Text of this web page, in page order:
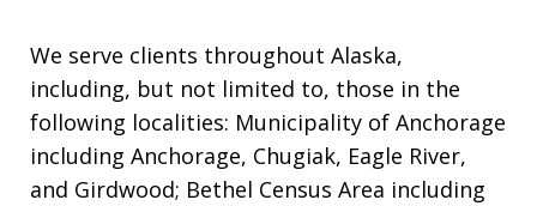
We serve clients throughout Alaska,
including, but not limited to, those in the
following localities: Municipality of Anchorage
including Anchorage, Chugiak, Eagle River,
and Girdwood; Bethel Census Area including